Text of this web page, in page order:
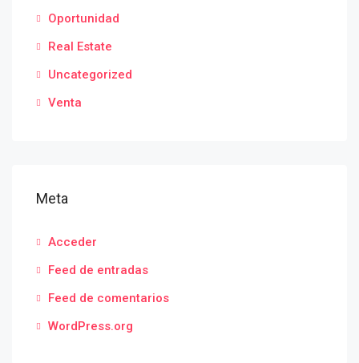
Oportunidad
Real Estate
Uncategorized
Venta
Meta
Acceder
Feed de entradas
Feed de comentarios
WordPress.org